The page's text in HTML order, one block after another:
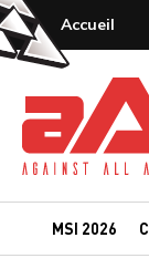
Accueil
Team-aAa -
MSI 2026